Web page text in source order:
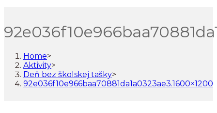
Home>
Aktivity>
Deň bez školskej tašky>
92e036f10e966baa70881da1a0323ae3.1600×1200